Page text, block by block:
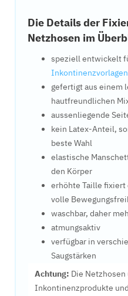
Die Details der
Netzhosen im
speziell entwickelt
Inkontinenzvorlagen
gefertigt aus einem
hautfreundlichen
aussenliegende
kein Latex-Anteil,
beste Wahl
elastische
den Körper
erhöhte Taille fixiert
volle
waschbar, daher
atmungsaktiv
verfügbar in
Saugstärken
Achtung: Die
Inkontinenzprodukte